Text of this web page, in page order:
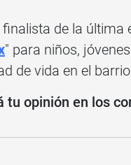
finalista de la última
" para niños,
de vida en el
tu opinión en los